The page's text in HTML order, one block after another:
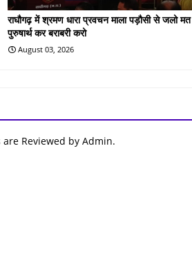
राघौगढ़ में श्रमण धारा प्रवचन माला पड़ौसी से जलो मत
पुरुषार्थ कर बराबरी करो
August 03, 2026
Reviewed by Admin.